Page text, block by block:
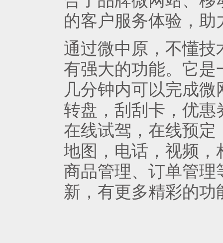
的客户服务体验，
通过微中原，不懂
有强大的功能。它
几分钟内可以完成
转盘，刮刮卡，优
在线试驾，在线预定
地图，电话，视频
商品管理、订单管
新，有更多精彩的功